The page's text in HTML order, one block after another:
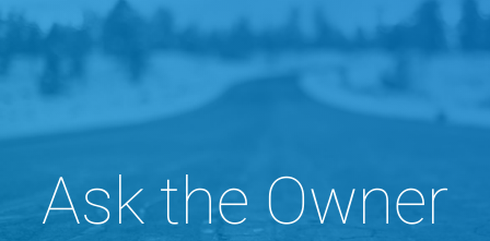
Ask the Owner